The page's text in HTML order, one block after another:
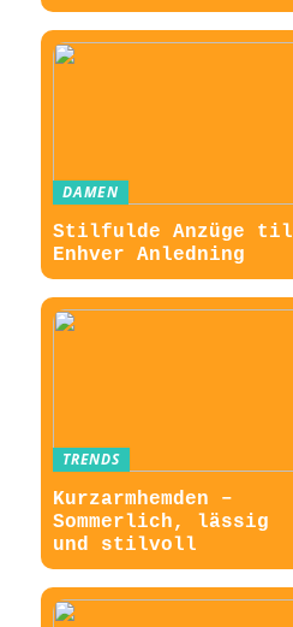
DAMEN
Stilfulde Anzüge til
Enhver Anledning
TRENDS
Kurzarmhemden –
Sommerlich, lässig
und stilvoll